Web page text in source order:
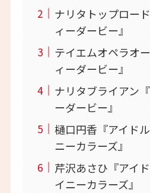
ナリタトップロー
ィーダービー』
テイエムオペラオ
ィーダービー』
ナリタブライアン
ーダービー』
樋口円香『アイド
ニーカラーズ』
芹沢あさひ『アイ
イニーカラーズ』